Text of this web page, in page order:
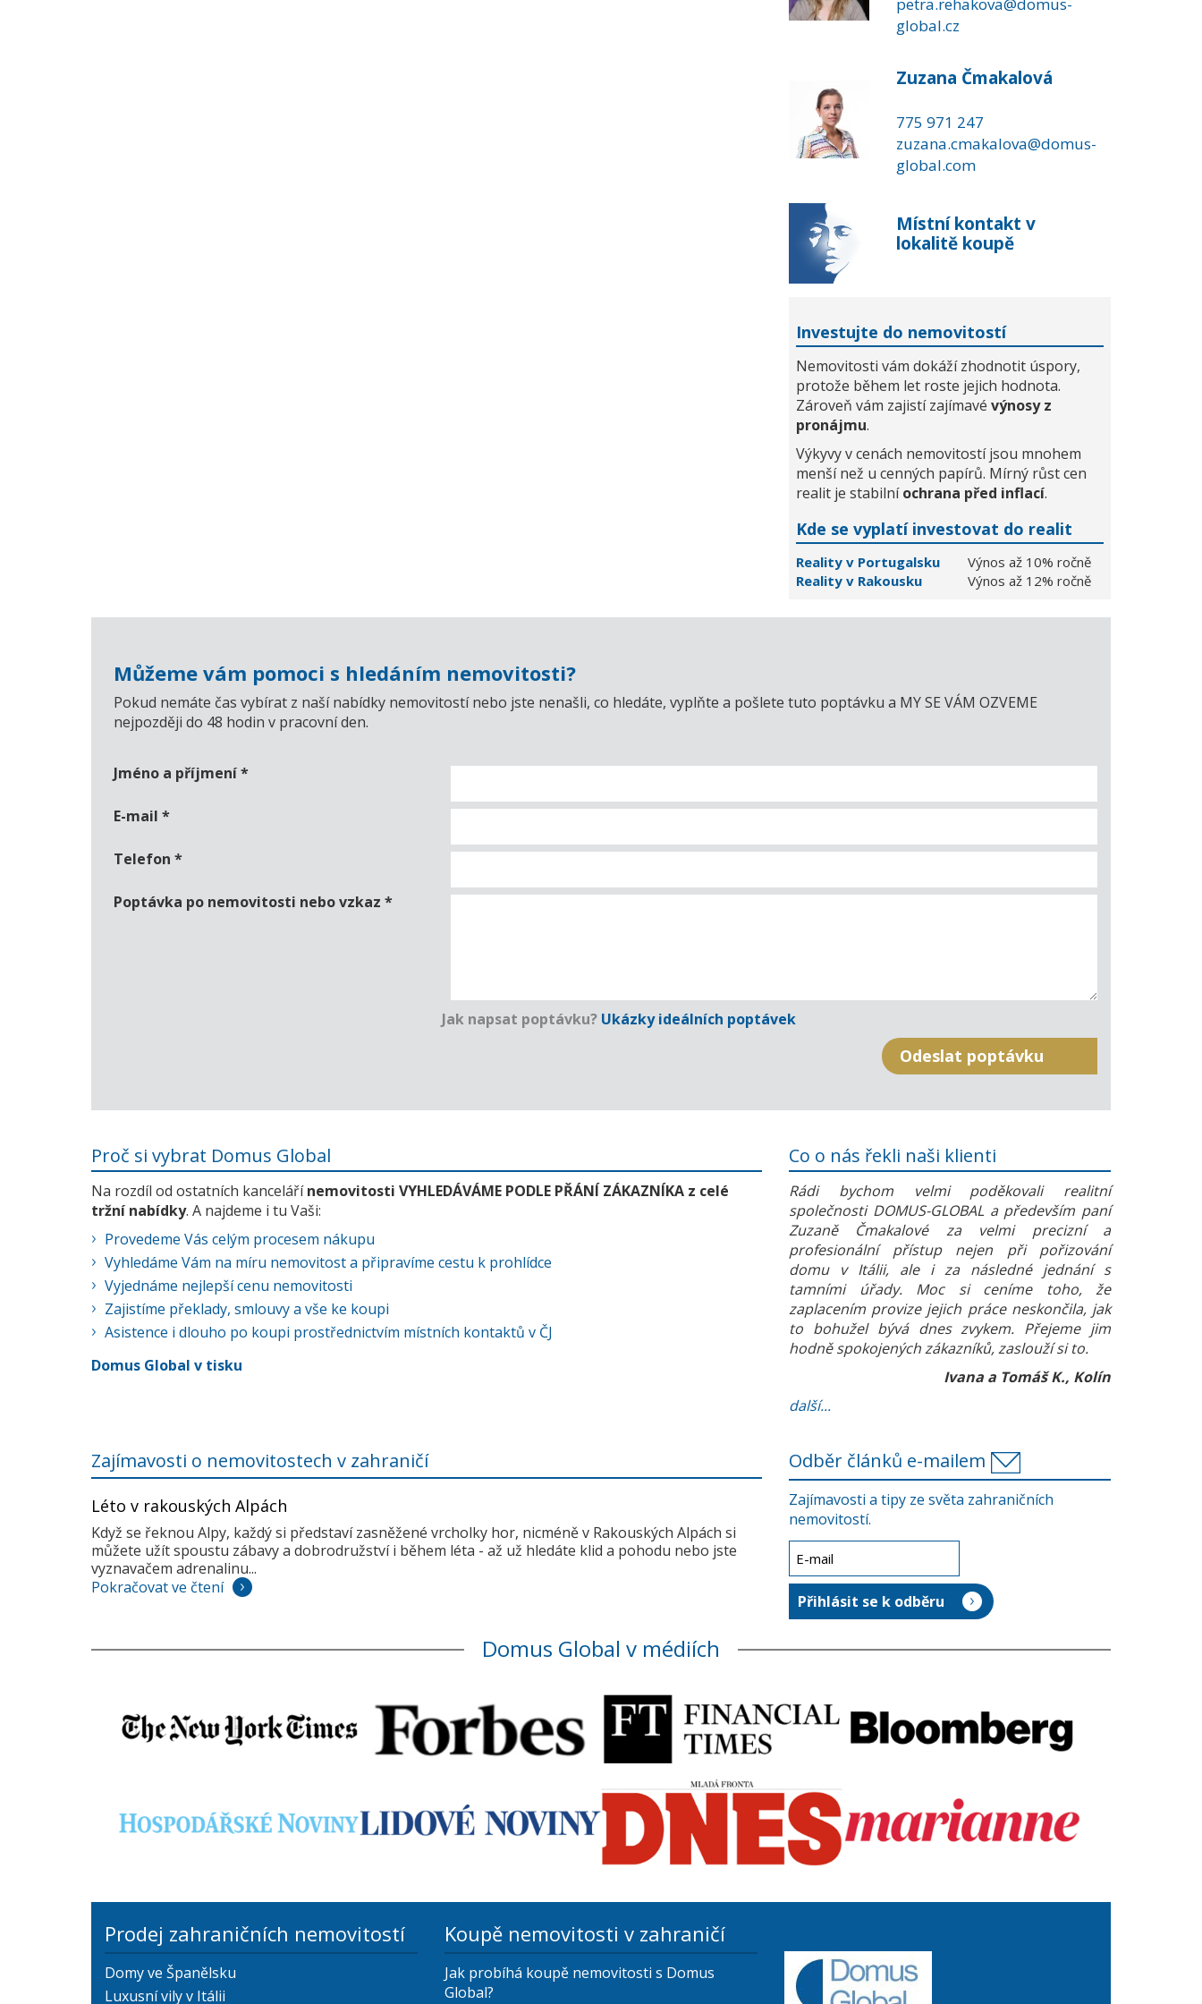
global.cz
Zuzana Čmakalová
775 971 247
zuzana.cmakalova@domus-
global.com
Místní kontakt v
lokalitě koupě
Investujte do nemovitostí
Nemovitosti vám dokáží zhodnotit úspory,
protože během let roste jejich hodnota.
Zároveň vám zajistí zajímavé výnosy z
pronájmu.
Výkyvy v cenách nemovitostí jsou mnohem
menší než u cenných papírů. Mírný růst cen
realit je stabilníochrana před inflací.
Kde se vyplatí investovat do realit
Reality v Portugalsku
Výnos až 10% ročně
Reality v Rakousku
Výnos až 12% ročně
Můžeme vám pomoci s hledáním nemovitosti?
Pokud nemáte čas vybírat z naší nabídky nemovitostí nebo jste nenašli, co hledáte, vyplňte a pošlete tuto poptávku a MY SE VÁM OZVEME
nejpozději do 48 hodin v pracovní den.
Jméno a příjmení*
E-mail *
Telefon *
Poptávka po nemovitosti nebo vzkaz *
Jak napsat poptávku? Ukázky ideálních poptávek
Proč si vybrat Domus Global
Na rozdíl od ostatních kancelářínemovitosti VYHLEDÁVÁME PODLE PŘÁNÍ ZÁKAZNÍKA z celé
tržní nabídky. A najdeme i tu Vaši:
Provedeme Vás celým procesem nákupu
Vyhledáme Vám na míru nemovitost a připravíme cestu k prohlídce
Vyjednáme nejlepší cenu nemovitosti
Zajistíme překlady, smlouvy a vše ke koupi
Asistence i dlouho po koupi prostřednictvím místních kontaktů v ČJ
Domus Global v tisku
Co o nás řekli naši klienti
Rádi bychom velmi poděkovali realitní
společnosti DOMUS-GLOBAL a především paní
Zuzaně Čmakalové za velmi precizní a
profesionální přístup nejen při pořizování
domu v Itálii, ale i za následné jednání s
tamními úřady. Moc si ceníme toho, že
zaplacením provize jejich práce neskončila, jak
to bohužel bývá dnes zvykem. Přejeme jim
hodně spokojených zákazníků, zaslouží si to.
Ivana a Tomáš K., Kolín
další...
Zajímavosti o nemovitostech v zahraničí
Léto v rakouských Alpách
Když se řeknou Alpy, každý si představí zasněžené vrcholky hor, nicméně v Rakouských Alpách si
můžete užít spoustu zábavy a dobrodružství i během léta - až už hledáte klid a pohodu nebo jste
vyznavačem adrenalinu...
Pokračovat ve čtení
Odběr článků e-mailem
Zajímavosti a tipy ze světa zahraničních
nemovitostí.
Domus Global v médiích
Prodej zahraničních nemovitostí
Domy ve Španělsku
Luxusní vily v Itálii
Koupě nemovitosti v zahraničí
Jak probíhá koupě nemovitosti s Domus
Global?